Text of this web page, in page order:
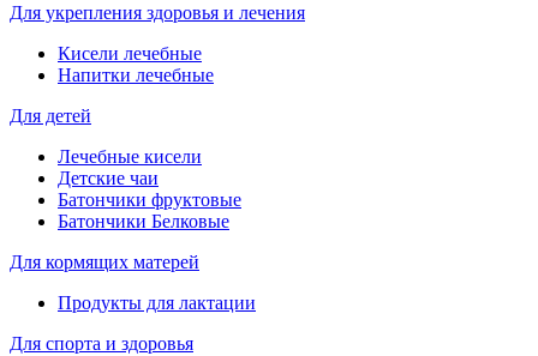
Для укрепления здоровья и лечения
Кисели лечебные
Напитки лечебные
Для детей
Лечебные кисели
Детские чаи
Батончики фруктовые
Батончики Белковые
Для кормящих матерей
Продукты для лактации
Для спорта и здоровья